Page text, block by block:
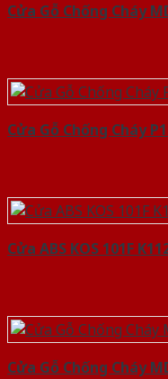
Cửa Gỗ Chống Cháy
Cửa Gỗ Chống Cháy
Cửa ABS KOS 101F
Cửa Gỗ Chống Cháy